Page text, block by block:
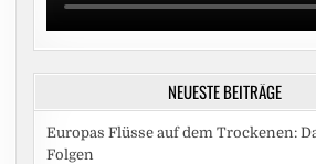
NEUESTE BEITRÄGE
Europas Flüsse auf dem Trockenen:
Folgen